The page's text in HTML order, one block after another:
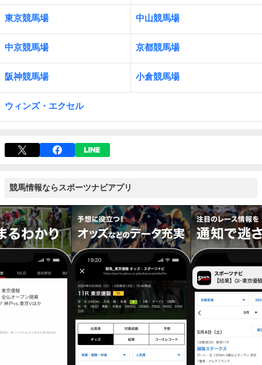
東京競馬場 中山競馬場
中京競馬場 京都競馬場
阪神競馬場 小倉競馬場
ウィンズ・エクセル
競馬情報ならスポーツナビアプリ